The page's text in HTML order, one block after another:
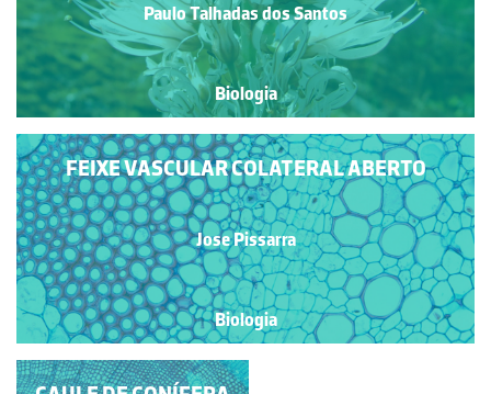
Paulo Talhadas dos Santos
Biologia
FEIXE VASCULAR COLATERAL ABERTO
Jose Pissarra
Biologia